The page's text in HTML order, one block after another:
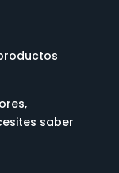
saber